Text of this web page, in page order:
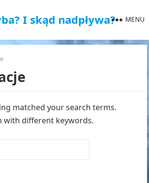
I skąd nadpływa? MENU
matched your search terms.
with different keywords.